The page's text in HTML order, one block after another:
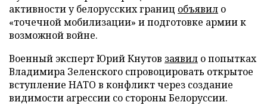
активности у белорусских границ объявил о
«точечной мобилизации» и подготовке армии к
возможной войне.
Военный эксперт Юрий Кнутов заявил о попытках
Владимира Зеленского спровоцировать открытое
вступление НАТО в конфликт через создание
видимости агрессии со стороны Белоруссии.